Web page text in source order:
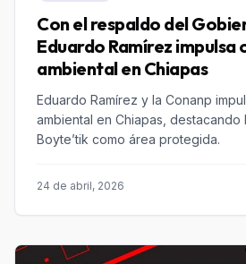
Con el respaldo del
Eduardo Ramírez impulsa
ambiental en Chiapas
Eduardo Ramírez y la Conanp
ambiental en Chiapas,
Boyte’tik como área protegida.
24 de abril, 2026